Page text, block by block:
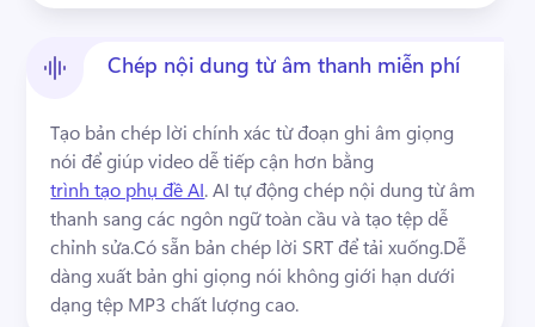
Chép nội dung từ âm thanh miễn phí
Tạo bản chép lời chính xác từ đoạn ghi âm giọng
nói để giúp video dễ tiếp cận hơn bằng
trình tạo phụ đề AI. AI tự động chép nội dung từ âm
thanh sang các ngôn ngữ toàn cầu và tạo tệp dễ
chỉnh sửa.Có sẵn bản chép lời SRT để tải xuống.Dễ
dàng xuất bản ghi giọng nói không giới hạn dưới
dạng tệp MP3 chất lượng cao.